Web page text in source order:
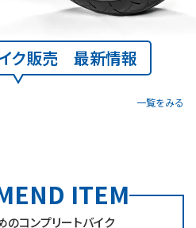
イク販売 最新情報
一覧をみる
ITEM
のコンプリートバイク